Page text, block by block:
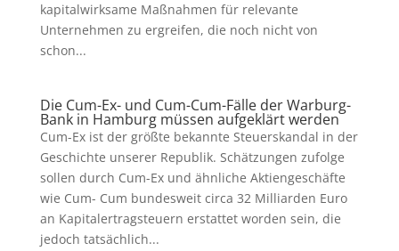
kapitalwirksame Maßnahmen für relevante
Unternehmen zu ergreifen, die noch nicht von
schon...
Die Cum-Ex- und Cum-Cum-Fälle der Warburg-
Bank in Hamburg müssen aufgeklärt werden
Cum-Ex ist der größte bekannte Steuerskandal in der
Geschichte unserer Republik. Schätzungen zufolge
sollen durch Cum-Ex und ähnliche Aktiengeschäfte
wie Cum- Cum bundesweit circa 32 Milliarden Euro
an Kapitalertragsteuern erstattet worden sein, die
jedoch tatsächlich...